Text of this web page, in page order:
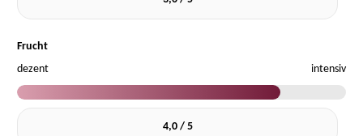
Frucht
dezent
intensiv
4,0 / 5